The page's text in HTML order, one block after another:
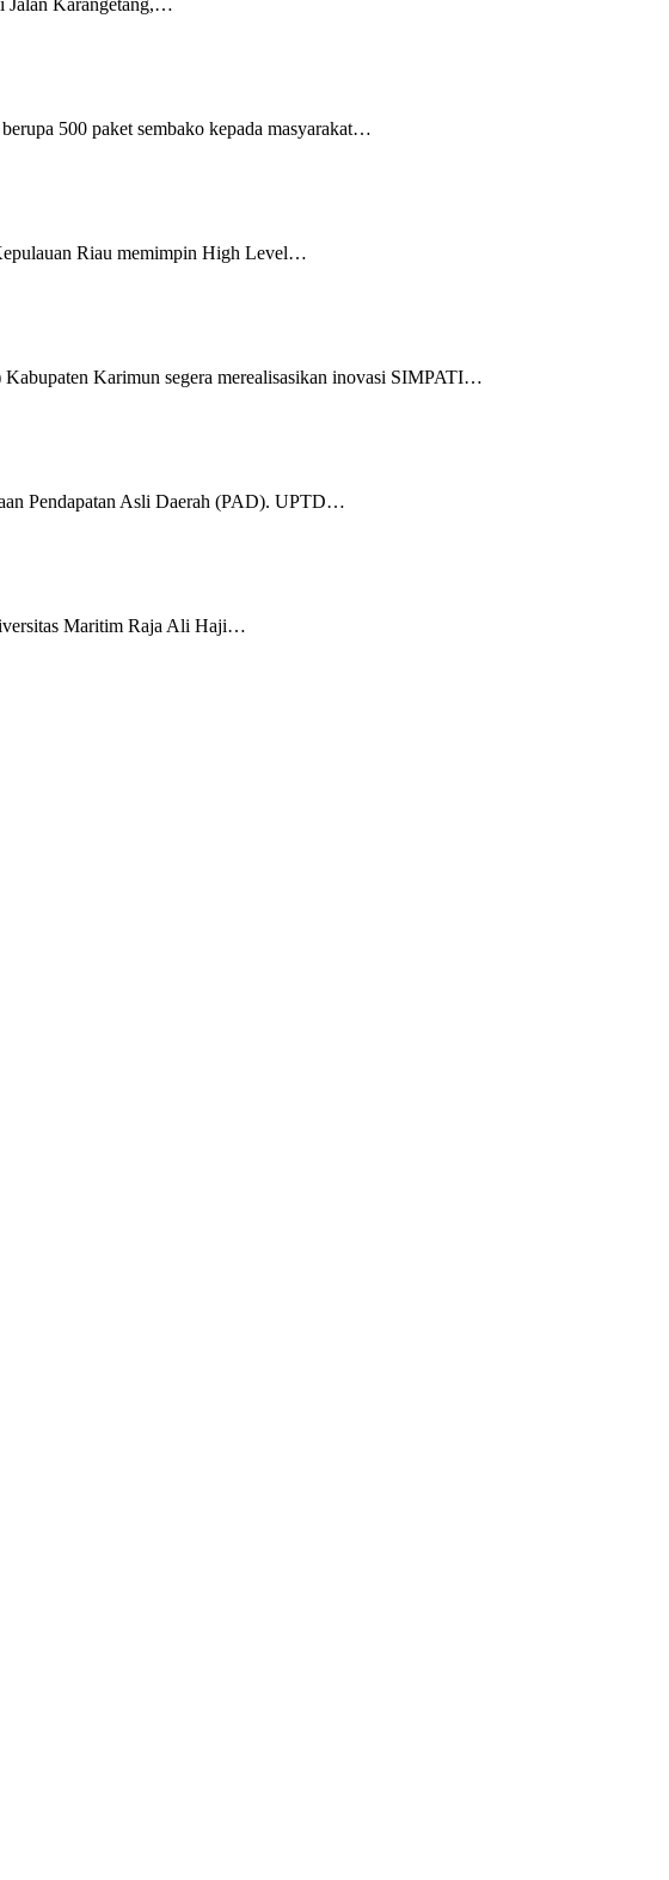
500 paket sembako kepada masyarakat…
Riau memimpin High Level…
Karimun segera merealisasikan inovasi SIMPATI…
Pendapatan Asli Daerah (PAD). UPTD…
Maritim Raja Ali Haji…